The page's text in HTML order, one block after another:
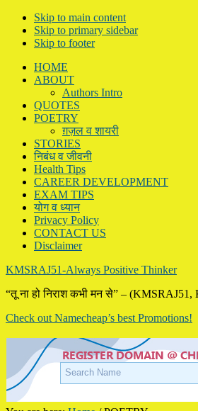
Skip to main content
Skip to primary sidebar
Skip to footer
HOME
ABOUT
Authors Intro
QUOTES
POETRY
ग़ज़ल व शायरी
STORIES
निबंध व जीवनी
Health Tips
CAREER DEVELOPMENT
EXAM TIPS
योग व ध्यान
Privacy Policy
CONTACT US
Disclaimer
KMSRAJ51-Always Positive Thinker
“तू ना हो निराश कभी मन से” –
Check out Namecheap’s best Promotions!